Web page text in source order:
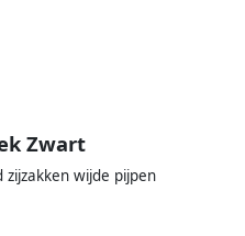
Zwart
wijde pijpen